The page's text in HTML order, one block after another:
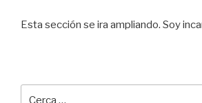
Esta sección se ira ampliando. Soy